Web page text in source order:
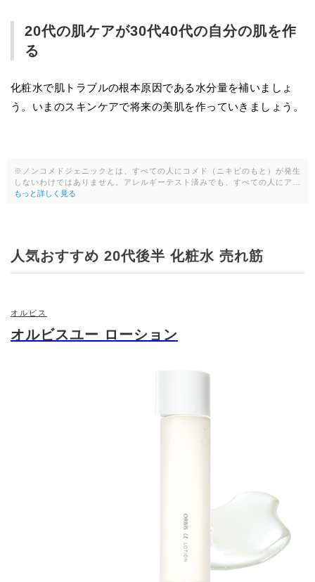
20代の肌ケアが30代40代の自分の肌を作
る
化粧水で肌トラブルの根本原因である水分量を補いましょ
う。いまのスキンケアで将来の美肌を作っていきましょう。
※ノンコメドジェニックとは、すべての人にコメド（ニキビのもと）が発生
しないわけではありません。アレルギーテスト済みでも、すべての人にア…
もっと詳しく見る
人気おすすめ 20代後半 化粧水 売れ筋
オルビス
オルビスユー ローション